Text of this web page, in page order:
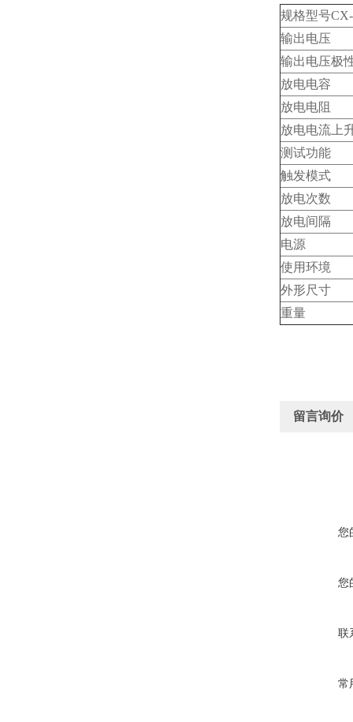
规格型号
输出电压
输出电压极
放电电容
放电电阻
放电电流上
测试功能
触发模式
放电次数
放电间隔
电源
使用环境
外形尺寸
重量
留言询价
您
您
联
常